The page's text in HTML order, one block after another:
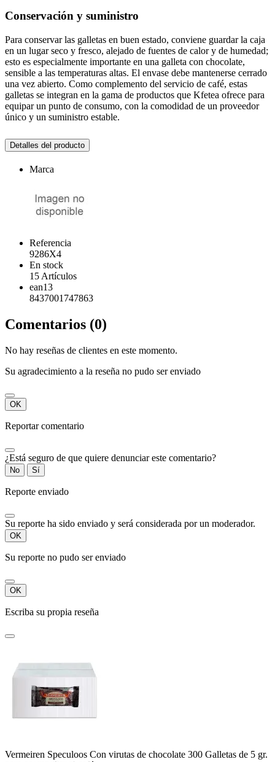
Conservación y suministro
Para conservar las galletas en buen estado, conviene guardar la caja
en un lugar seco y fresco, alejado de fuentes de calor y de humedad;
esto es especialmente importante en una galleta con chocolate,
sensible a las temperaturas altas. El envase debe mantenerse cerrado
una vez abierto. Como complemento del servicio de café, estas
galletas se integran en la gama de productos que Kfetea ofrece para
equipar un punto de consumo, con la comodidad de un proveedor
único y un suministro estable.
Detalles del producto
Marca
Referencia
9286X4
En stock
15 Artículos
ean13
8437001747863
Comentarios (0)
No hay reseñas de clientes en este momento.
Su agradecimiento a la reseña no pudo ser enviado
OK
Reportar comentario
¿Está seguro de que quiere denunciar este comentario?
No Sí
Reporte enviado
Su reporte ha sido enviado y será considerada por un moderador.
OK
Su reporte no pudo ser enviado
OK
Escriba su propia reseña
Vermeiren Speculoos Con virutas de chocolate 300 Galletas de 5 gr.